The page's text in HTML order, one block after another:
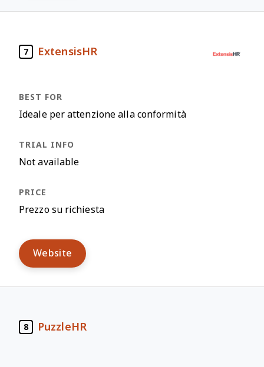
7 ExtensisHR
Ideale per attenzione alla conformità
Not available
Prezzo su richiesta
Website
8 PuzzleHR